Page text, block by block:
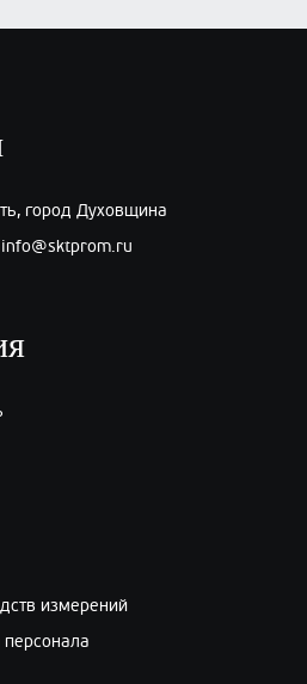
город Духовщина
info@sktprom.ru
измерений
персонала